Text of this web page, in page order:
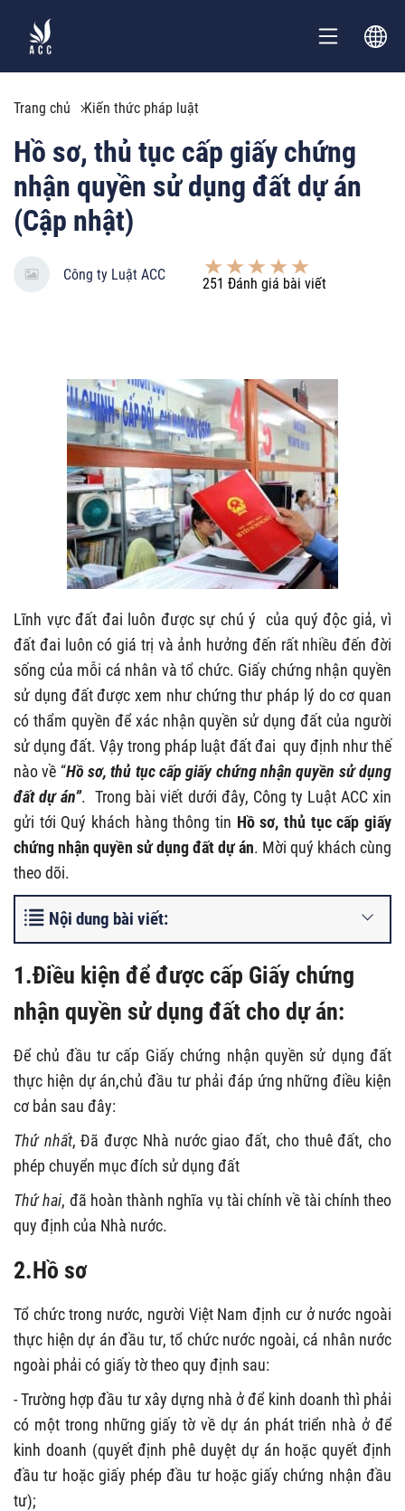
Trang chủ Kiến thức pháp luật
Hồ sơ, thủ tục cấp giấy chứng
nhận quyền sử dụng đất dự án
(Cập nhật)
Công ty Luật ACC
251 Đánh giá bài viết
Lĩnh vực đất đai luôn được sự chú ý của quý độc giả, vì
đất đai luôn có giá trị và ảnh hưởng đến rất nhiều đến đời
sống của mỗi cá nhân và tổ chức. Giấy chứng nhận quyền
sử dụng đất được xem như chứng thư pháp lý do cơ quan
có thẩm quyền để xác nhận quyền sử dụng đất của người
sử dụng đất. Vậy trong pháp luật đất đai quy định như thế
nào về “Hồ sơ, thủ tục cấp giấy chứng nhận quyền sử dụng
đất dự án”. Trong bài viết dưới đây, Công ty Luật ACC xin
gửi tới Quý khách hàng thông tin Hồ sơ, thủ tục cấp giấy
chứng nhận quyền sử dụng đất dự án. Mời quý khách cùng
theo dõi.
Nội dung bài viết:
1.Điều kiện để được cấp Giấy chứng
nhận quyền sử dụng đất cho dự án:
Để chủ đầu tư cấp Giấy chứng nhận quyền sử dụng đất
thực hiện dự án,chủ đầu tư phải đáp ứng những điều kiện
cơ bản sau đây:
Thứ nhất, Đã được Nhà nước giao đất, cho thuê đất, cho
phép chuyển mục đích sử dụng đất
Thứ hai, đã hoàn thành nghĩa vụ tài chính về tài chính theo
quy định của Nhà nước.
2.Hồ sơ
Tổ chức trong nước, người Việt Nam định cư ở nước ngoài
thực hiện dự án đầu tư, tổ chức nước ngoài, cá nhân nước
ngoài phải có giấy tờ theo quy định sau:
- Trường hợp đầu tư xây dựng nhà ở để kinh doanh thì phải
có một trong những giấy tờ về dự án phát triển nhà ở để
kinh doanh (quyết định phê duyệt dự án hoặc quyết định
đầu tư hoặc giấy phép đầu tư hoặc giấy chứng nhận đầu
tư);